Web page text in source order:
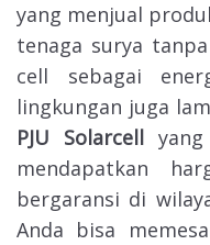
yang menjual
tenaga surya
cell sebagai
lingkungan juga
PJU Solarcell
mendapatkan
bergaransi di
Anda bisa